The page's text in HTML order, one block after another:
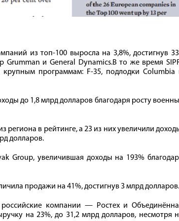
из топ-100 выросла на 3,8%, достигнув
и General Dynamics.В то же время
крупным программам: F-35, подлодки Columbia
до 1,8 млрд долларов благодаря росту
региона в рейтинге, а 23 из них увеличили
долларов.
Group, увеличившая доходы на 193%
продажи на 41%, достигнув 3 млрд долларов.
компании — Ростех и
на 23%, до 31,2 млрд долларов, несмотря